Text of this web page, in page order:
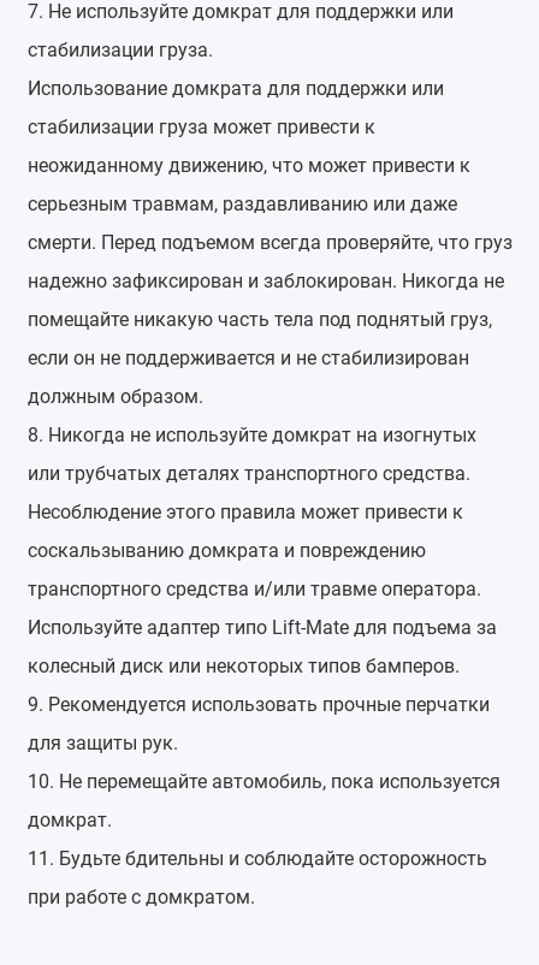
7. Не используйте домкрат для поддержки или
стабилизации груза.
Использование домкрата для поддержки или
стабилизации груза может привести к
неожиданному движению, что может привести к
серьезным травмам, раздавливанию или даже
смерти. Перед подъемом всегда проверяйте, что груз
надежно зафиксирован и заблокирован. Никогда не
помещайте никакую часть тела под поднятый груз,
если он не поддерживается и не стабилизирован
должным образом.
8. Никогда не используйте домкрат на изогнутых
или трубчатых деталях транспортного средства.
Несоблюдение этого правила может привести к
соскальзыванию домкрата и повреждению
транспортного средства и/или травме оператора.
Используйте адаптер типо Lift-Mate для подъема за
колесный диск или некоторых типов бамперов.
9. Рекомендуется использовать прочные перчатки
для защиты рук.
10. Не перемещайте автомобиль, пока используется
домкрат.
11. Будьте бдительны и соблюдайте осторожность
при работе с домкратом.